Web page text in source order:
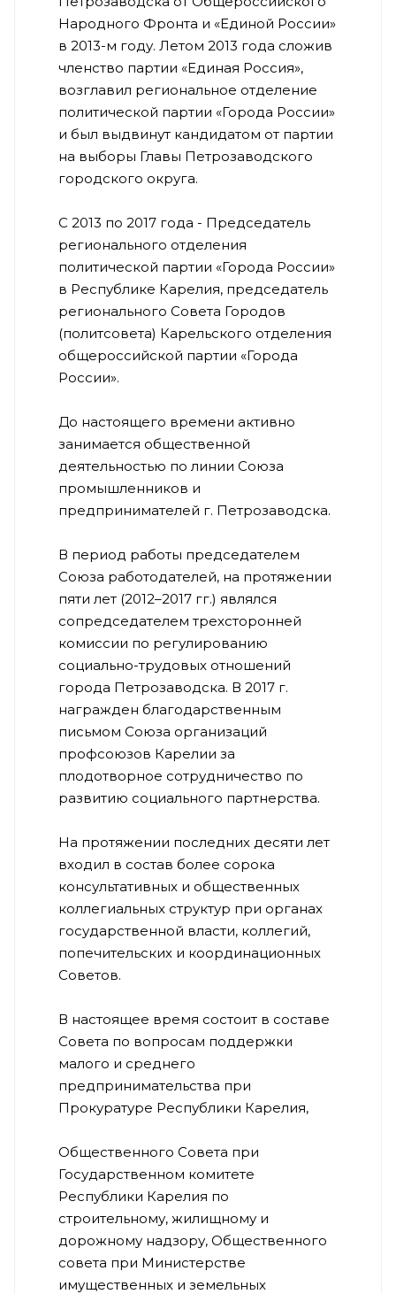
Народного Фронта и «Единой России»
в 2013-м году. Летом 2013 года сложив
членство партии «Единая Россия»,
возглавил региональное отделение
политической партии «Города России»
и был выдвинут кандидатом от партии
на выборы Главы Петрозаводского
городского округа.
С 2013 по 2017 года - Председатель
регионального отделения
политической партии «Города России»
в Республике Карелия, председатель
регионального Совета Городов
(политсовета) Карельского отделения
общероссийской партии «Города
России».
До настоящего времени активно
занимается общественной
деятельностью по линии Союза
промышленников и
предпринимателей г. Петрозаводска.
В период работы председателем
Союза работодателей, на протяжении
пяти лет (2012–2017 гг.) являлся
сопредседателем трехсторонней
комиссии по регулированию
социально-трудовых отношений
города Петрозаводска. В 2017 г.
награжден благодарственным
письмом Союза организаций
профсоюзов Карелии за
плодотворное сотрудничество по
развитию социального партнерства.
На протяжении последних десяти лет
входил в состав более сорока
консультативных и общественных
коллегиальных структур при органах
государственной власти, коллегий,
попечительских и координационных
Советов.
В настоящее время состоит в составе
Совета по вопросам поддержки
малого и среднего
предпринимательства при
Прокуратуре Республики Карелия,
Общественного Совета при
Государственном комитете
Республики Карелия по
строительному, жилищному и
дорожному надзору, Общественного
совета при Министерстве
имущественных и земельных